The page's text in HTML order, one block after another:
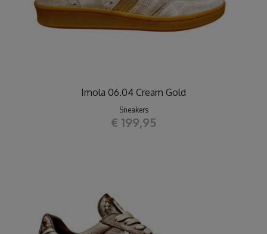
Imola 06.04 Cream Gold
Sneakers
€ 199,95